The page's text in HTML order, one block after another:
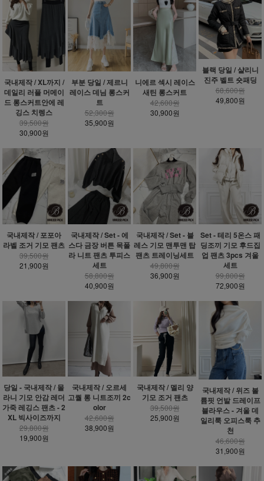
국내제작 / XL까지 /
데일리 러플 머메이
드 롱스커트안에 레
깅스 치렝스
39,500원
30,900원
부분 당일 / 제르니
레이스 데님 롱스커
트
52,300원
35,900원
니에르 섹시 레이스
새틴 롱스커트
42,600원
30,900원
블랙 당일 / 샬리니
진주 벨트 숏패딩
68,600원
49,800원
국내제작 / 포포아
라벨 조거 기모 팬츠
39,500원
21,900원
국내제작 / Set - 에
스다 금장 버튼 목폴
라 니트 팬츠 투피스
세트
58,800원
40,900원
국내제작 / Set - 블
레스 기모 맨투맨 탑
팬츠 트레이닝세트
49,800원
36,900원
Set - 테리 5온스 패
딩조끼 기모 후드집
업 팬츠 3pcs 겨울
세트
99,800원
72,900원
당일 - 국내제작 / 몰
라니 기모 안감 레더
가죽 레깅스 팬츠 - 2
XL 빅사이즈까지
29,800원
19,900원
국내제작 / 오르세
고퀄 롱 니트조끼 2c
olor
42,600원
38,900원
국내제작 / 멜리 양
기모 조거 팬츠
39,500원
25,900원
국내제작 / 위즈 볼
륨핏 언발 드레이프
블라우스 - 겨울 데
일리룩 오피스룩 추
천
46,600원
31,900원